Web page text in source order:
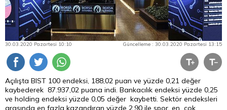
30.03.2020 Pazartesi 10:10 Güncelleme : 30.03.2020 Pazartesi 13:15
Açılışta BIST 100 endeksi, 188,02 puan ve yüzde 0,21 değer
kaybederek 87.937,02 puana indi. Bankacılık endeksi yüzde 0,25
ve holding endeksi yüzde 0,05 değer kaybetti. Sektör endeksleri
arasında en fazla kazandıran yüzde 2,90 ile spor, en çok